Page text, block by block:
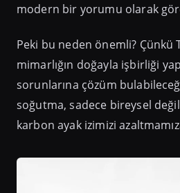
modern bir yorumu olarak
Peki bu neden önemli? Çünkü
mimarlığın doğayla işbirliği
sorunlarına çözüm
soğutma, sadece bireysel
karbon ayak izimizi